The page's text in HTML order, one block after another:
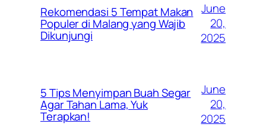
Rekomendasi 5 Tempat Makan
Populer di Malang yang Wajib
Dikunjungi
June
20,
2025
5 Tips Menyimpan Buah Segar
Agar Tahan Lama, Yuk
Terapkan!
June
20,
2025